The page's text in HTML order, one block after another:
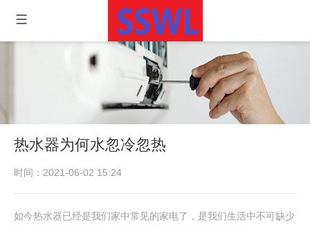
热水器为何水忽冷忽热
时间：2021-06-02 15:24
如今热水器已经是我们家中常见的家电了，是我们生活中不可缺少